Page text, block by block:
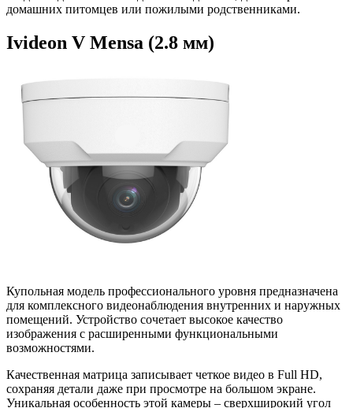
домашних питомцев или пожилыми родственниками.
Ivideon V Mensa (2.8 мм)
Купольная модель профессионального уровня предназначена
для комплексного видеонаблюдения внутренних и наружных
помещений. Устройство сочетает высокое качество
изображения с расширенными функциональными
возможностями.
Качественная матрица записывает четкое видео в Full HD,
сохраняя детали даже при просмотре на большом экране.
Уникальная особенность этой камеры – сверхширокий угол